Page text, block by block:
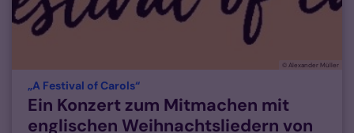
© Alexander Müller
„A Festival of Carols“:
Ein Konzert zum Mitmachen mit
englischen Weihnachtsliedern von